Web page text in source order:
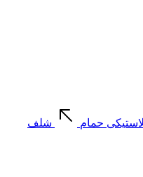
حمام شلف